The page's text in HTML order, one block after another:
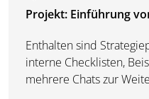
Projekt: Einführung
Enthalten sind
interne Checklisten,
mehrere Chats zur